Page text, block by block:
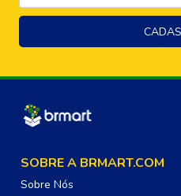
SOBRE A BRMART.COM
Sobre Nós